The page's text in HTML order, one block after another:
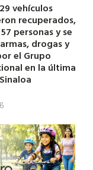
vehículos
recuperados,
personas y se
drogas y
el Grupo
en la última